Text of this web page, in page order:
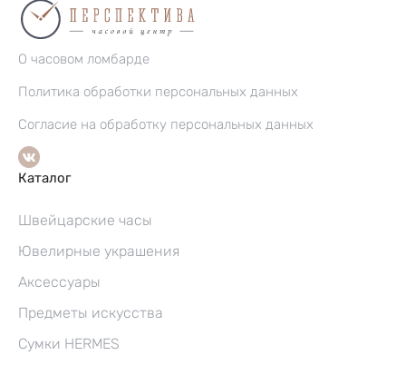
О часовом ломбарде
Политика обработки персональных данных
Согласие на обработку персональных данных
Каталог
Швейцарские часы
Ювелирные украшения
Аксессуары
Предметы искусства
Сумки HERMES